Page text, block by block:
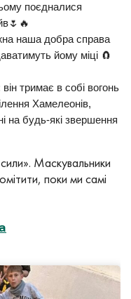
поєдналися
наша добра справа
йому міці 🧲
тримає в собі вогонь
Хамелеонів,
на будь-які звершення
Маскувальники
поки ми самі